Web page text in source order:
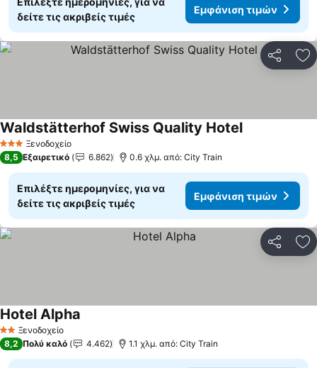
δείτε τις ακριβείς τιμές
Εμφάνιση τιμών
3 ΑστέριαΞενοδοχείο
Waldstätterhof Swiss Quality HotelΕμφάνιση
8,5 Εξαιρετικό 6.862 0.6 χλμ. από: City Train
Επιλέξτε ημερομηνίες, για να
δείτε τις ακριβείς τιμές
Εμφάνιση τιμών
2 ΑστέριαΞενοδοχείο
Hotel Alpha
8,2 Πολύ καλό 4.462 1.1 χλμ. από: City Train